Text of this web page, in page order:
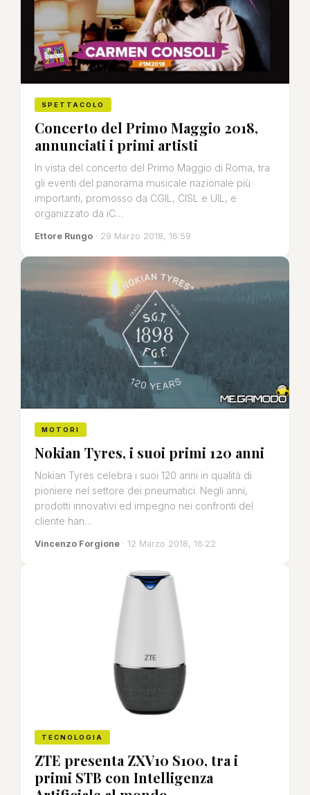
SPETTACOLO
Concerto del Primo Maggio 2018,
annunciati i primi artisti
In vista del concerto del Primo Maggio di Roma, tra
gli eventi del panorama musicale nazionale più
importanti, promosso da CGIL, CISL e UIL, e
organizzato da iC…
Ettore Rungo · 29 Marzo 2018, 16:59
MOTORI
Nokian Tyres, i suoi primi 120 anni
Nokian Tyres celebra i suoi 120 anni in qualità di
pioniere nel settore dei pneumatici. Negli anni,
prodotti innovativi ed impegno nei confronti del
cliente han…
Vincenzo Forgione · 12 Marzo 2018, 16:22
TECNOLOGIA
ZTE presenta ZXV10 S100, tra i
primi STB con Intelligenza